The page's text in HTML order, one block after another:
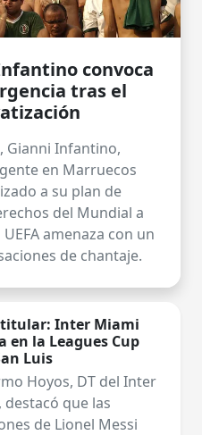
convoca
tras el
Gianni Infantino,
en Marruecos
a su plan de
del Mundial a
amenaza con un
de chantaje.
titular: Inter Miami
en la Leagues Cup
Luis
Hoyos, DT del Inter
destacó que las
de Lionel Messi